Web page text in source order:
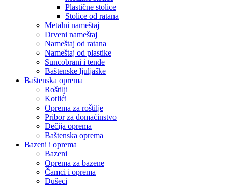
Plastične stolice
Stolice od ratana
Metalni nameštaj
Drveni nameštaj
Nameštaj od ratana
Nameštaj od plastike
Suncobrani i tende
Baštenske ljuljaške
Baštenska oprema
Roštilji
Kotlići
Oprema za roštilje
Pribor za domaćinstvo
Dečija oprema
Baštenska oprema
Bazeni i oprema
Bazeni
Oprema za bazene
Čamci i oprema
Dušeci